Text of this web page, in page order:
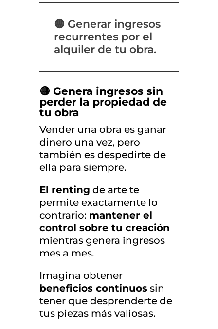
🟡 Generar ingresos
recurrentes por el
alquiler de tu obra.
🟡 Genera ingresos sin
perder la propiedad de
tu obra
Vender una obra es ganar
dinero una vez, pero
también es despedirte de
ella para siempre.
El renting de arte te
permite exactamente lo
contrario: mantener el
control sobre tu creación
mientras genera ingresos
mes a mes.
Imagina obtener
beneficios continuossin
tener que desprenderte de
tus piezas más valiosas.